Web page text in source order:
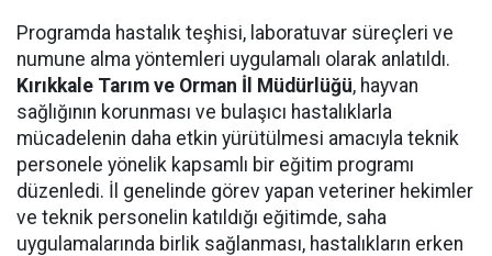
Programda hastalık teşhisi, laboratuvar süreçleri ve
numune alma yöntemleri uygulamalı olarak anlatıldı.
Kırıkkale Tarım ve Orman İl Müdürlüğü, hayvan
sağlığının korunması ve bulaşıcı hastalıklarla
mücadelenin daha etkin yürütülmesi amacıyla teknik
personele yönelik kapsamlı bir eğitim programı
düzenledi. İl genelinde görev yapan veteriner hekimler
ve teknik personelin katıldığı eğitimde, saha
uygulamalarında birlik sağlanması, hastalıkların erken